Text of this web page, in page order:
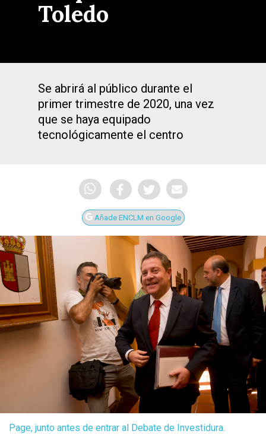
Toledo
Se abrirá al público durante el
primer trimestre de 2020, una vez
que se haya equipado
tecnológicamente el centro
Añade ENCLM en Google
Page, junto antes de entrar al Debate de Investidura.